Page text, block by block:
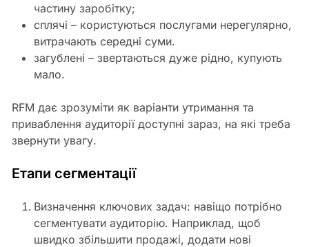
частину заробітку;
сплячі – користуються послугами нерегулярно,
витрачають середні суми.
загублені – звертаються дуже рідно, купують
мало.
RFM дає зрозуміти як варіанти утримання та
приваблення аудиторії доступні зараз, на які треба
звернути увагу.
Етапи сегментації
Визначення ключових задач: навіщо потрібно
сегментувати аудиторію. Наприклад, щоб
швидко збільшити продажі, додати нові